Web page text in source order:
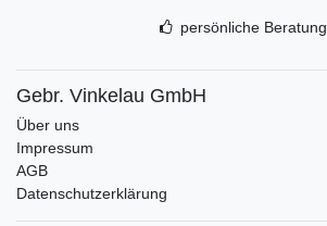
persönliche Beratung
Gebr. Vinkelau GmbH
Über uns
Impressum
AGB
Datenschutzerklärung